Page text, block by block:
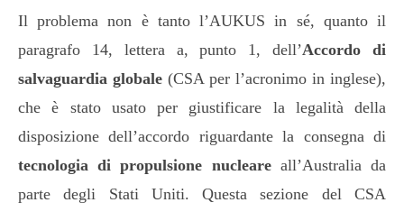
Il problema non è tanto l’AUKUS in sé, quanto il
paragrafo 14, lettera a, punto 1, dell’Accordo di
salvaguardia globale (CSA per l’acronimo in inglese),
che è stato usato per giustificare la legalità della
disposizione dell’accordo riguardante la consegna di
tecnologia di propulsione nucleareall’Australia da
parte degli Stati Uniti. Questa sezione del CSA